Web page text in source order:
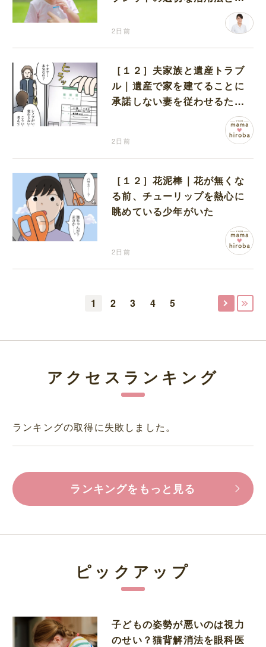
2日前
［１２］夫家族と遺産トラブ
ル｜遺産で家を建てることに
承諾しない妻を従わせるため
に夫が取り出したのは離婚届
2日前
［１２］花泥棒｜花が無くな
る前、チューリップを熱心に
眺めている少年がいた
2日前
1 2 3 4 5
アクセスランキング
ランキングの取得に失敗しました。
ランキングをもっと見る
ピックアップ
子どもの姿勢が悪いのは視力
のせい？猫背解消法を眼科医